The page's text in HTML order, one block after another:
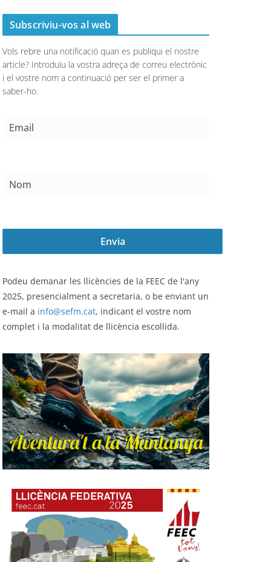
Subscriviu-vos al web
Vols rebre una notificació quan es publiqui el nostre
article? Introduïu la vostra adreça de correu electrònic
i el vostre nom a continuació per ser el primer a
saber-ho.
Podeu demanar les llicències de la FEEC de l'any
2025, presencialment a secretaria, o be enviant un
e-mail a info@sefm.cat, indicant el vostre nom
complet i la modalitat de llicència escollida.